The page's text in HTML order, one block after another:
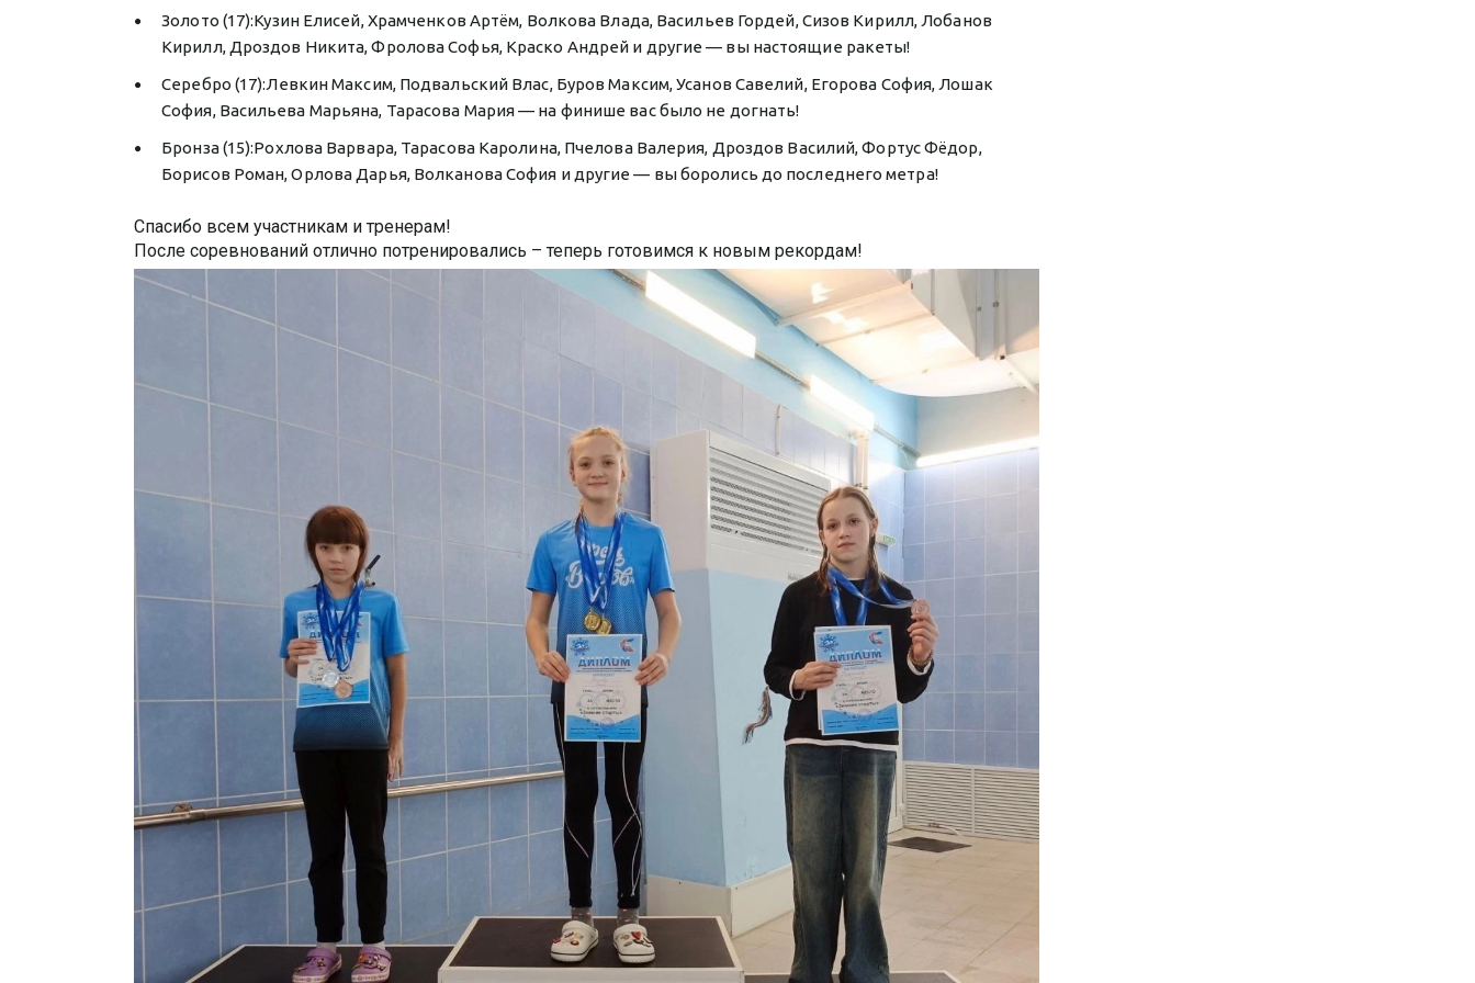
Золото (17):Кузин Елисей, Храмченков Артём, Волкова Влада, Васильев Гордей, Сизов Кирилл, Лобанов
Кирилл, Дроздов Никита, Фролова Софья, Краско Андрей и другие — вы настоящие ракеты!
Серебро (17):Левкин Максим, Подвальский Влас, Буров Максим, Усанов Савелий, Егорова София, Лошак
София, Васильева Марьяна, Тарасова Мария — на финише вас было не догнать!
Бронза (15):Рохлова Варвара, Тарасова Каролина, Пчелова Валерия, Дроздов Василий, Фортус Фёдор,
Борисов Роман, Орлова Дарья, Волканова София и другие — вы боролись до последнего метра!
Спасибо всем участникам и тренерам!
После соревнований отлично потренировались – теперь готовимся к новым рекордам!